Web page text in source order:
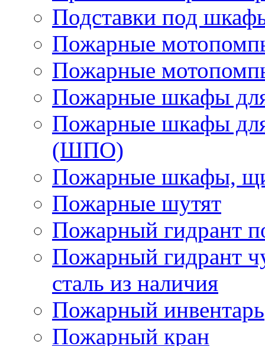
Подставки под
Пожарные
Пожарные
Пожарные шкафы
Пожарные шкафы
(ШПО)
Пожарные шкафы,
Пожарные шутят
Пожарный гидрант
Пожарный гидрант
сталь из наличия
Пожарный инвентарь
Пожарный кран